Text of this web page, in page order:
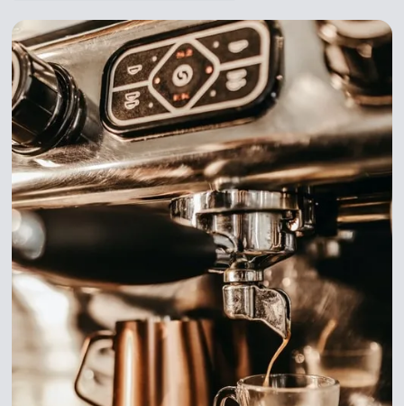
"regionalen" Kaffeegenuss.